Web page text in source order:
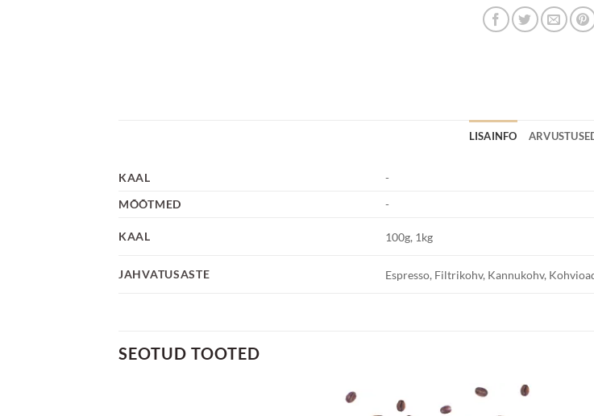
LISAINFO
KAAL
-
MÕÕTMED
-
KAAL 100g, 1kg
JAHVATUSASTE Espresso, Filtrikohv, Kannukohv,
SEOTUD TOOTED